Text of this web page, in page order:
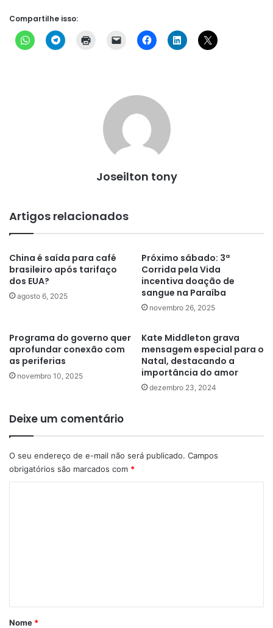
Compartilhe isso:
Joseilton tony
Artigos relacionados
China é saída para café
brasileiro após tarifaço
dos EUA?
agosto 6, 2025
Próximo sábado: 3ª
Corrida pela Vida
incentiva doação de
sangue na Paraíba
novembro 26, 2025
Programa do governo quer
aprofundar conexão com
as periferias
novembro 10, 2025
Kate Middleton grava
mensagem especial para o
Natal, destacando a
importância do amor
dezembro 23, 2024
Deixe um comentário
O seu endereço de e-mail não será publicado. Campos
obrigatórios são marcados com *
rNome *